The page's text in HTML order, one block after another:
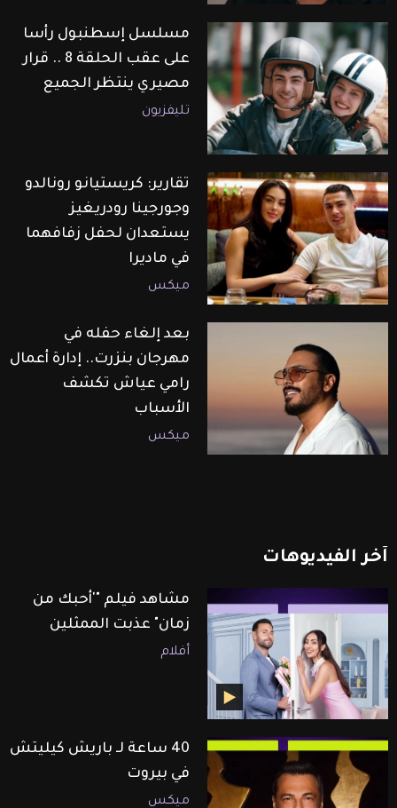
مسلسل إسطنبول رأسا
على عقب الحلقة 8 .. قرار
مصيري ينتظر الجميع
تليفزيون
تقارير: كريستيانو رونالدو
وجورجينا رودريغيز
يستعدان لحفل زفافهما
في ماديرا
ميكس
بعد إلغاء حفله في
مهرجان بنزرت.. إدارة أعمال
رامي عياش تكشف
الأسباب
ميكس
آخر الفيديوهات
مشاهد فيلم "'أحبك من
زمان" عذبت الممثلين
أفلام
40 ساعة لـ باريش كيليتش
في بيروت
ميكس